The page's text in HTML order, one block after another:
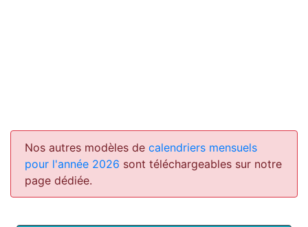
Nos autres modèles de calendriers mensuels
pour l'année 2026 sont téléchargeables sur notre
page dédiée.